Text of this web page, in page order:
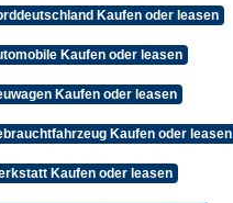
Kaufen oder leasen
Kaufen oder leasen
Kaufen oder leasen
Kaufen oder leasen
Kaufen oder leasen